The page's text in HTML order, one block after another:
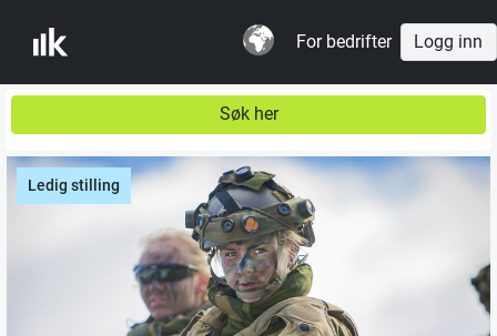
For bedrifter Logg inn
Søk her
Ledig stilling